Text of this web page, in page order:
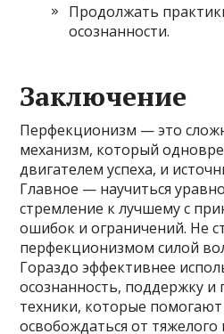
Продолжать
осознанности.
Заключение
Перфекционизм — это
механизм, который
двигателем успеха, и
Главное — научиться
стремление к лучшему с
ошибок и ограничений. Не
перфекционизмом силой
Гораздо эффективнее
осознанность, поддержку и
техники, которые
освобождаться от тяжелого